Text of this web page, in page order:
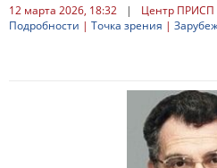
12 марта 2026, 18:32 |
Центр ПРИСП
Подробности | Точка зрения |